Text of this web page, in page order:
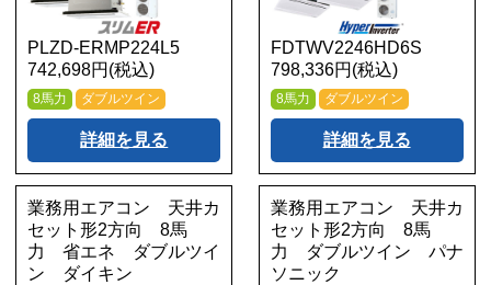
PLZD-ERMP224L5
742,698円(税込)
8馬力 ダブルツイン
詳細を見る
FDTWV2246HD6S
798,336円(税込)
8馬力 ダブルツイン
詳細を見る
業務用エアコン 天井カ
セット形2方向 8馬
力 省エネ ダブルツイ
ン ダイキン
業務用エアコン 天井カ
セット形2方向 8馬
力 ダブルツイン パナ
ソニック